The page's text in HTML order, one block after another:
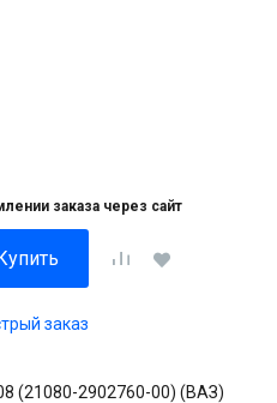
заказа через сайт
Купить
заказ
(21080-2902760-00) (ВАЗ)